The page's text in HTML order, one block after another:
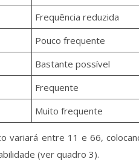
Frequência reduzida
Pouco frequente
Bastante possível
Frequente
Muito frequente
variará entre 11 e 66,
(ver quadro 3).